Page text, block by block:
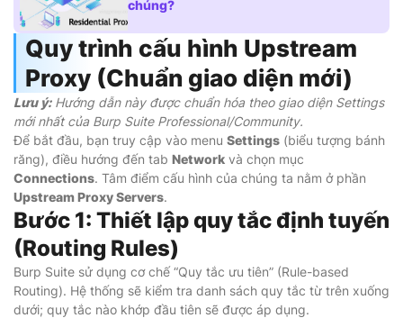
chúng?
Quy trình cấu hình Upstream
Proxy (Chuẩn giao diện mới)
Lưu ý:Hướng dẫn này được chuẩn hóa theo giao diện Settings
mới nhất của Burp Suite Professional/Community.
Để bắt đầu, bạn truy cập vào menu Settings (biểu tượng bánh
răng), điều hướng đến tab Network và chọn mục
Connections. Tâm điểm cấu hình của chúng ta nằm ở phần
Upstream Proxy Servers.
Bước 1: Thiết lập quy tắc định tuyến
(Routing Rules)
Burp Suite sử dụng cơ chế “Quy tắc ưu tiên” (Rule-based
Routing). Hệ thống sẽ kiểm tra danh sách quy tắc từ trên xuống
dưới; quy tắc nào khớp đầu tiên sẽ được áp dụng.